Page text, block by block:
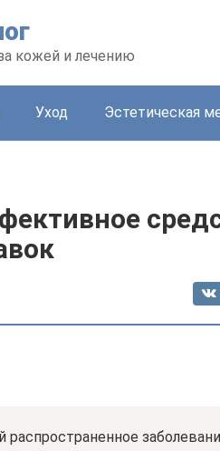
кожей и лечению
Уход Эстетическая
распространенное